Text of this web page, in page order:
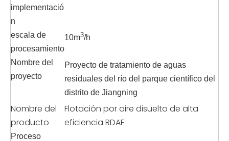
implementació
n
escala de
procesamiento
10m3/h
Nombre del
proyecto
Proyecto de tratamiento de aguas
residuales del río del parque científico del
distrito de Jiangning
Nombre del
producto
Flotación por aire disuelto de alta
eficiencia RDAF
Proceso